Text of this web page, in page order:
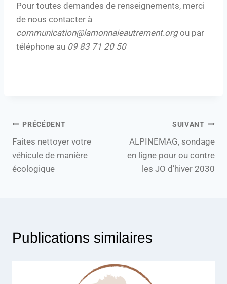
Pour toutes demandes de renseignements, merci
de nous contacter à
communication@lamonnaieautrement.orgou par
téléphone au 09 83 71 20 50
PRÉCÉDENT
Faites nettoyer votre
véhicule de manière
écologique
SUIVANT
ALPINEMAG, sondage
en ligne pour ou contre
les JO d’hiver 2030
Publications similaires